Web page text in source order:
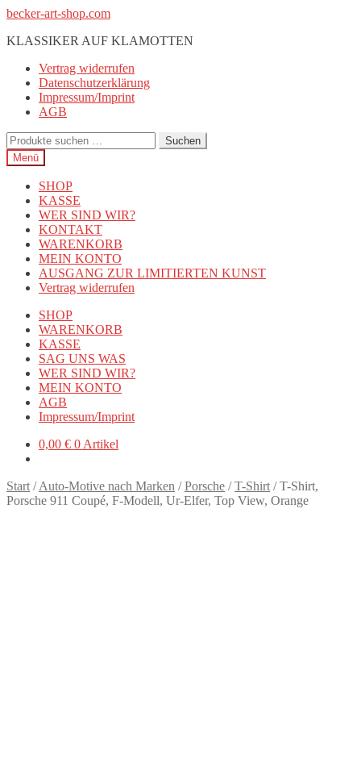
Zur
springen
Zum
springen
becker-art-shop.com
KLASSIKER AUF KLAMOTTEN
Vertrag widerrufen
Datenschutzerklärung
Impressum/Imprint
AGB
Suchen
nach:
Suchen
Menü
SHOP
KASSE
WER SIND WIR?
KONTAKT
WARENKORB
MEIN KONTO
AUSGANG ZUR LIMITIERTEN KUNST
Vertrag widerrufen
SHOP
WARENKORB
KASSE
SAG UNS WAS
WER SIND WIR?
MEIN KONTO
AGB
Impressum/Imprint
0,00 € 0 Artikel
Start /Auto-Motive nach Marken /Porsche /T-Shirt /T-Shirt,
Porsche 911 Coupé, F-Modell, Ur-Elfer, Top View, Orange